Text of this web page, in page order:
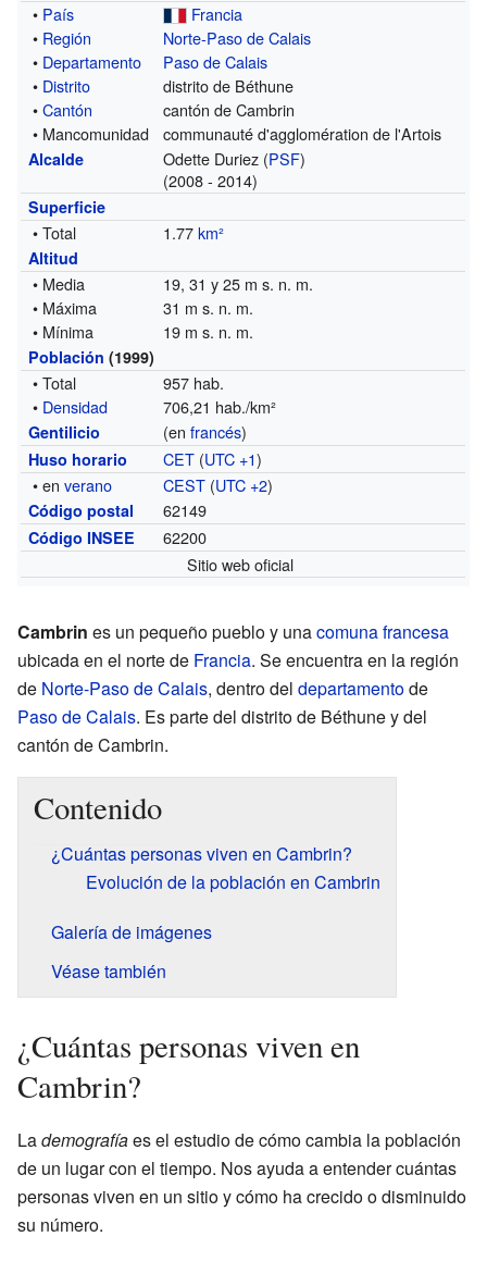
• País
Francia
• Región
Norte-Paso de Calais
• Departamento
Paso de Calais
• Distrito
distrito de Béthune
•Cantón
cantón de Cambrin
• Mancomunidad
communauté d'agglomération de l'Artois
Alcalde Odette Duriez (PSF)
(2008 - 2014)
Superficie
• Total 1.77km²
Altitud
• Media
19, 31 y 25 m s. n. m.
• Máxima
31 m s. n. m.
• Mínima
19 m s. n. m.
Población (1999)
• Total
957 hab.
• Densidad 706,21 hab./km²
Gentilicio (enfrancés)
Huso horario CET (UTC +1)
• enverano CEST (UTC +2)
Código postal 62149
Código INSEE
62200
Sitio web oficial
Cambrin es un pequeño pueblo y unacomuna francesa
ubicada en el norte de Francia. Se encuentra en la región
de Norte-Paso de Calais, dentro del departamentode
Paso de Calais. Es parte del distrito de Béthune y del
cantón de Cambrin.
Contenido
¿Cuántas personas viven en Cambrin?
Evolución de la población en Cambrin
Galería de imágenes
Véase también
¿Cuántas personas viven en
Cambrin?
Lademografíaes el estudio de cómo cambia la población
de un lugar con el tiempo. Nos ayuda a entender cuántas
personas viven en un sitio y cómo ha crecido o disminuido
su número.